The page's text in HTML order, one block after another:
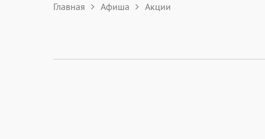
Главная Афиша Акции